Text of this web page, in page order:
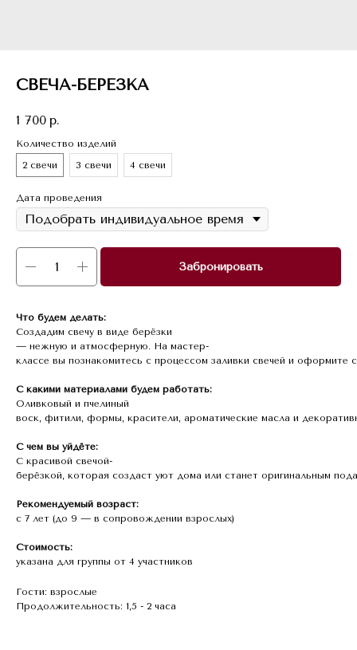
СВЕЧА-БЕРЕЗКА
1 700 р.
Количество изделий
2 свечи
3 свечи 4 свечи
Дата проведения
Забронировать
Что будем делать:
Создадим свечу в виде берёзки
— нежную и атмосферную. На мастер-
классе вы познакомитесь с процессом заливки свечей и
С какими материалами будем работать:
Оливковый и пчелиный
воск, фитили, формы, красители, ароматические масла и
С чем вы уйдёте:
С красивой свечой-
берёзкой, которая создаст уют дома или станет оригинальным
Рекомендуемый возраст:
с 7 лет (до 9 — в сопровождении взрослых)
Стоимость:
указана для группы от 4 участников
Гости: взрослые
Продолжительность: 1,5 - 2 часа